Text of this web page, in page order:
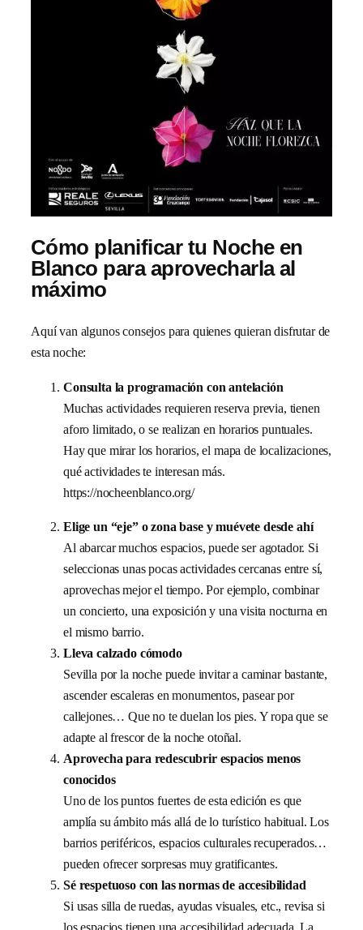
Cómo planificar tu Noche en
Blanco para aprovecharla al
máximo
Aquí van algunos consejos para quienes quieran disfrutar de
esta noche:
Consulta la programación con antelación
Muchas actividades requieren reserva previa, tienen
aforo limitado, o se realizan en horarios puntuales.
Hay que mirar los horarios, el mapa de localizaciones,
qué actividades te interesan más.
https://nocheenblanco.org/
Elige un “eje” o zona base y muévete desde ahí
Al abarcar muchos espacios, puede ser agotador. Si
seleccionas unas pocas actividades cercanas entre sí,
aprovechas mejor el tiempo. Por ejemplo, combinar
un concierto, una exposición y una visita nocturna en
el mismo barrio.
Lleva calzado cómodo
Sevilla por la noche puede invitar a caminar bastante,
ascender escaleras en monumentos, pasear por
callejones… Que no te duelan los pies. Y ropa que se
adapte al frescor de la noche otoñal.
Aprovecha para redescubrir espacios menos
conocidos
Uno de los puntos fuertes de esta edición es que
amplía su ámbito más allá de lo turístico habitual. Los
barrios periféricos, espacios culturales recuperados…
pueden ofrecer sorpresas muy gratificantes.
Sé respetuoso con las normas de accesibilidad
Si usas silla de ruedas, ayudas visuales, etc., revisa si